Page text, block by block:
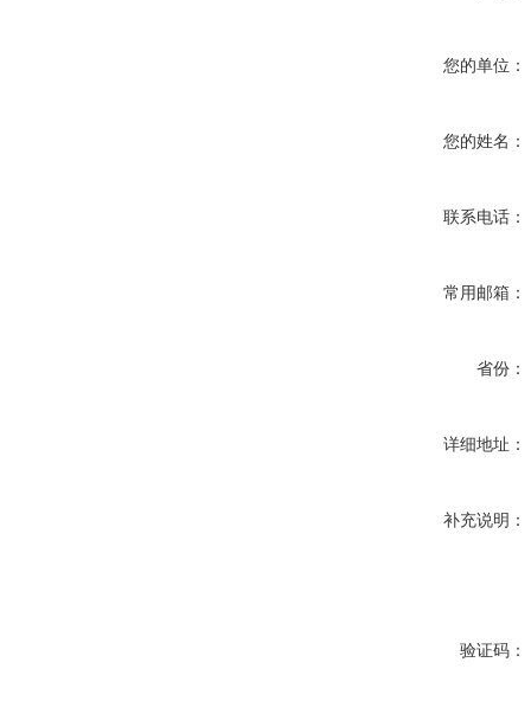
您的单位：
您的姓名：
联系电话：
常用邮箱：
省份：
详细地址：
补充说明：
验证码：